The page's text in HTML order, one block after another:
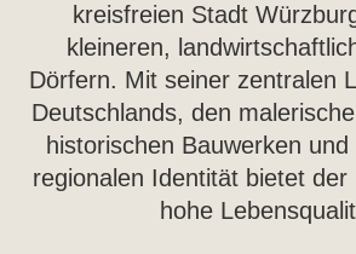
kreisfreien Stadt
kleineren,
Dörfern. Mit seiner zentralen
Deutschlands, den
historischen Bauwerken
regionalen Identität bietet der
hohe